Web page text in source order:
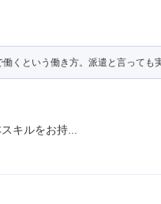
くという働き方。派遣と言っても
キルをお持...